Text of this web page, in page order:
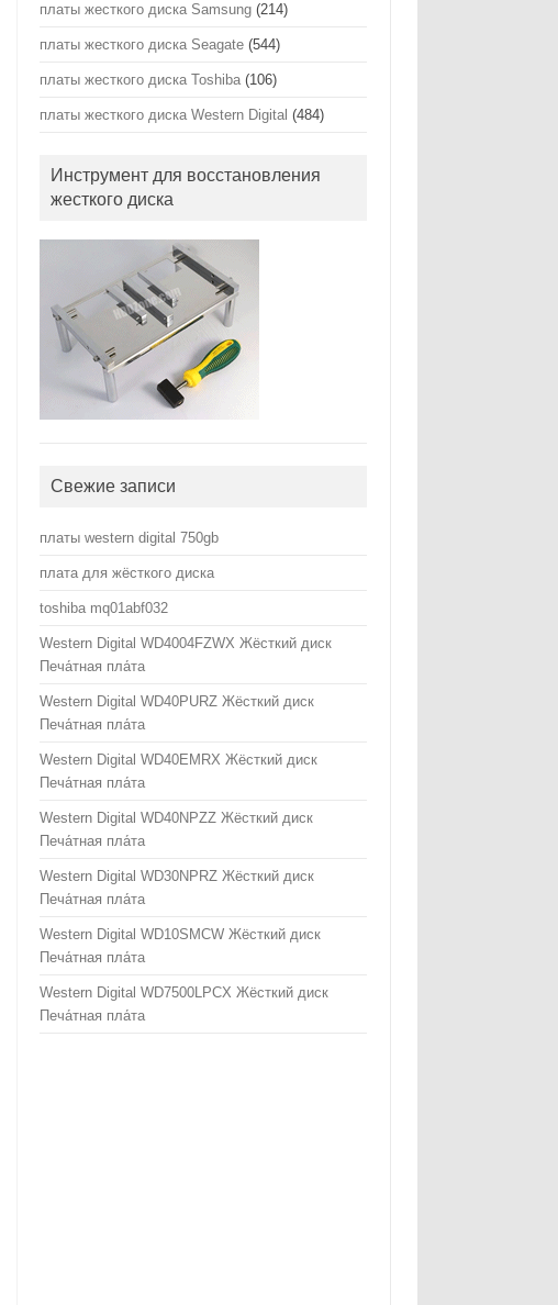
платы жесткого диска Samsung (214)
платы жесткого диска Seagate (544)
платы жесткого диска Toshiba (106)
платы жесткого диска Western Digital (484)
Инструмент для восстановления
жесткого диска
Свежие записи
платы western digital 750gb
плата для жёсткого диска
toshiba mq01abf032
Western Digital WD4004FZWX Жёсткий диск
Печа́тная пла́та
Western Digital WD40PURZ Жёсткий диск
Печа́тная пла́та
Western Digital WD40EMRX Жёсткий диск
Печа́тная пла́та
Western Digital WD40NPZZ Жёсткий диск
Печа́тная пла́та
Western Digital WD30NPRZ Жёсткий диск
Печа́тная пла́та
Western Digital WD10SMCW Жёсткий диск
Печа́тная пла́та
Western Digital WD7500LPCX Жёсткий диск
Печа́тная пла́та